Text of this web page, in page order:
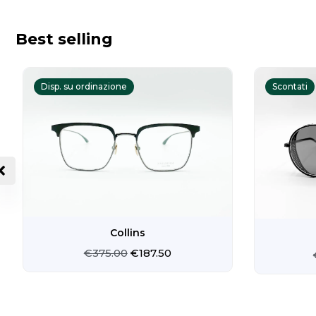
Best selling
Disp. su ordinazione
Collins
€375.00
Il
prezzo
originale
€375.00.
€187.50
Il
€187.50.
Scontati